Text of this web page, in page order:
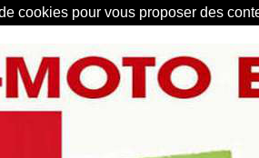
cookies pour vous proposer des